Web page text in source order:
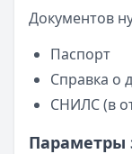
Документов
Паспорт
Справка о
СНИЛС (в